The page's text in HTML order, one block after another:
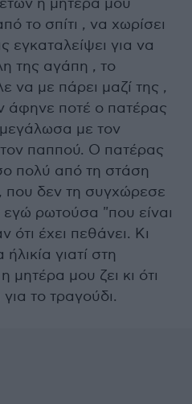
η μητέρα μου
το σπίτι , να χωρίσει
εγκαταλείψει για να
της αγάπη , το
να με πάρει μαζί της ,
άφηνε ποτέ ο πατέρας
με τον
παππού. Ο πατέρας
πολύ από τη στάση
που δεν τη συγχώρεσε
εγώ ρωτούσα "που είναι
έχει πεθάνει. Κι
γιατί στη
μητέρα μου ζει κι ότι
το τραγούδι.